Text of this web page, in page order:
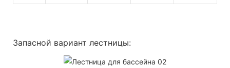
Запасной вариант лестницы: